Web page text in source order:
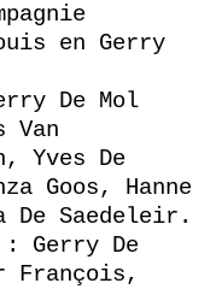
en Gerry
De Mol
Van
Yves De
Goos, Hanne
De Saedeleir.
: Gerry De
François,